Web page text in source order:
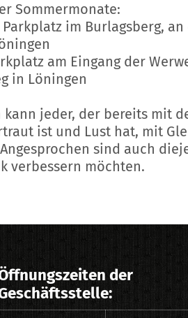
Sommermonate:
im Burlagsberg,
am Eingang der
in Löningen
kann jeder, der bereits mit
ist und Lust hat, mit
sind auch
verbessern möchten.
der